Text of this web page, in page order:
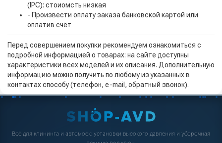
(IPC): стоиомсть низкая
- Произвести оплату заказа банковской картой или
оплатив счёт
Перед совершением покупки рекомендуем ознакомиться с
подробной информацией о товарах: на сайте доступны
характеристики всех моделей и их описания. Дополнительную
информацию можно получить по любому из указанных в
контактах способу (телефон, e-mail, обратный звонок).
Всё для клининга и автомоек: установки высокого давления и уборочная